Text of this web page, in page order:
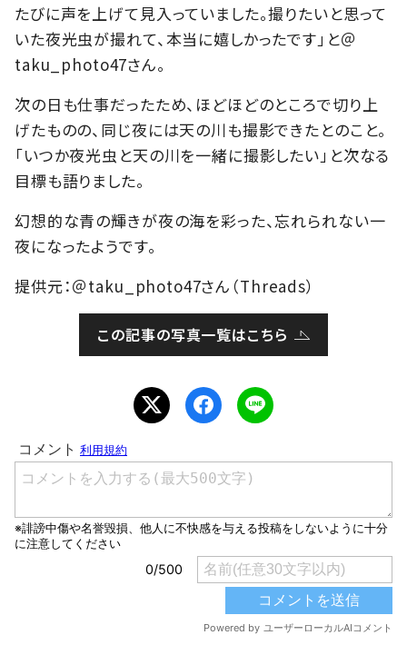
たびに声を上げて見入っていました。撮りたいと思って
いた夜光虫が撮れて、本当に嬉しかったです」と＠
taku_photo47さん。
次の日も仕事だったため、ほどほどのところで切り上
げたものの、同じ夜には天の川も撮影できたとのこと。
「いつか夜光虫と天の川を一緒に撮影したい」と次なる
目標も語りました。
幻想的な青の輝きが夜の海を彩った、忘れられない一
夜になったようです。
提供元：＠taku_photo47さん（Threads）
この記事の写真一覧はこちら